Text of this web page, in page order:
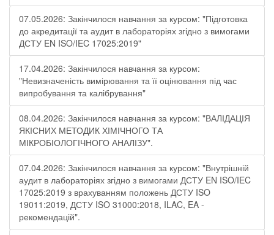
07.05.2026: Закінчилося навчання за курсом: "Підготовка
до акредитації та аудит в лабораторіях згідно з вимогами
ДСТУ EN ISO/IEC 17025:2019"
17.04.2026: Закінчилося навчання за курсом:
"Невизначеність вимірювання та її оцінювання під час
випробування та калібрування"
08.04.2026: Закінчилося навчання за курсом: "ВАЛІДАЦІЯ
ЯКІСНИХ МЕТОДИК ХІМІЧНОГО ТА
МІКРОБІОЛОГІЧНОГО АНАЛІЗУ".
07.04.2026: Закінчилося навчання за курсом: "Внутрішній
аудит в лабораторіях згідно з вимогами ДСТУ EN ISO/IEC
17025:2019 з врахуванням положень ДСТУ ISO
19011:2019, ДСТУ ISO 31000:2018, ILAC, EA -
рекомендацій".